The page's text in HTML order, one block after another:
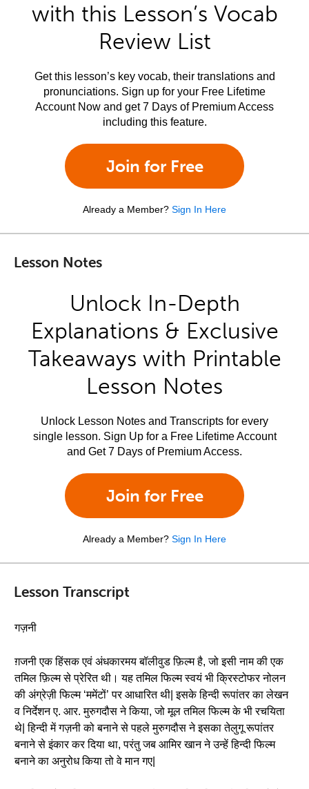
with this Lesson’s Vocab
Review List
Get this lesson’s key vocab, their translations and
pronunciations. Sign up for your Free Lifetime
Account Now and get 7 Days of Premium Access
including this feature.
Join for Free
Already a Member? Sign In Here
Lesson Notes
Unlock In-Depth
Explanations & Exclusive
Takeaways with Printable
Lesson Notes
Unlock Lesson Notes and Transcripts for every
single lesson. Sign Up for a Free Lifetime Account
and Get 7 Days of Premium Access.
Join for Free
Already a Member? Sign In Here
Lesson Transcript
गज़नी
ग़जनी एक हिंसक एवं अंधकारमय बॉलीवुड फ़िल्म है, जो इसी नाम की एक
तमिल फ़िल्म से प्रेरित थी। यह तमिल फिल्म स्वयं भी क्रिस्टोफर नोलन
की अंग्रेज़ी फिल्म ‘ममेंटों’ पर आधारित थी| इसके हिन्दी रूपांतर का लेखन
व निर्देशन ए. आर. मुरुगदौस ने किया, जो मूल तमिल फिल्म के भी रचयिता
थे| हिन्दी में गज़नी को बनाने से पहले मुरुगदौस ने इसका तेलुगू रूपांतर
बनाने से इंकार कर दिया था, परंतु जब आमिर खान ने उन्हें हिन्दी फिल्म
बनाने का अनुरोध किया तो वे मान गए|